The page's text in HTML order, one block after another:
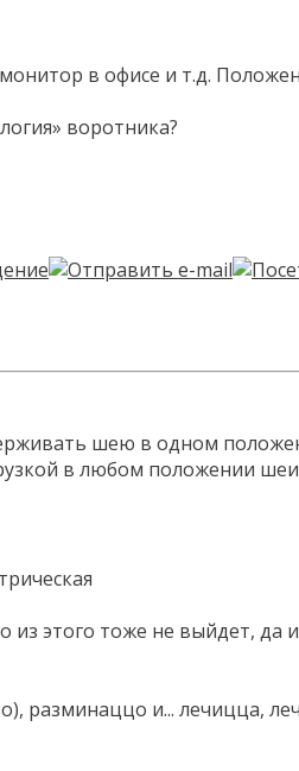
в офисе и т.д.
воротника?
шею в одном
в любом положении
этого тоже не выйдет,
разминаццо и... лечицца,